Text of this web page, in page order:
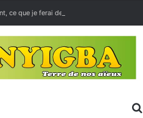
ce que je ferai des « Évalas »